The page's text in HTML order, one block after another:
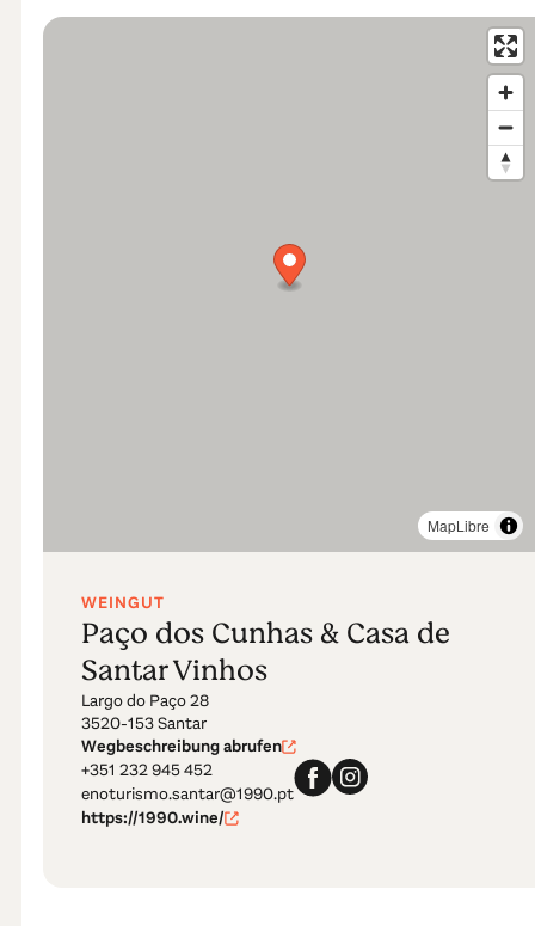
WEINGUT
Paço dos Cunhas & Casa de
Santar Vinhos
Largo do Paço 28
3520-153 Santar
Wegbeschreibung abrufen
+351 232 945 452
enoturismo.santar@1990.pt
https://1990.wine/
MapLibre